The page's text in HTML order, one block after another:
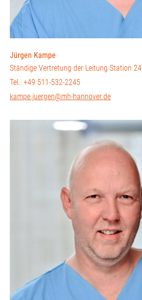
Jürgen Kampe
Ständige Vertretung der Leitung Station 24
Tel.: +49 511-532-2245
kampe.juergen@mh-hannover.de